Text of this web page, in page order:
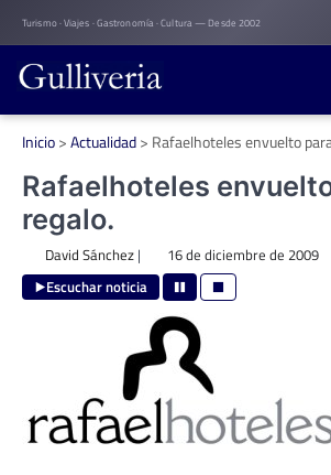
Skip
to
content
Turismo · Viajes · Gastronomía · Cultura — Desde 2002
Inicio>Actualidad> Rafaelhoteles envuelto
Rafaelhoteles
regalo.
David Sánchez| 16 de diciembre de 2009
Escuchar noticia